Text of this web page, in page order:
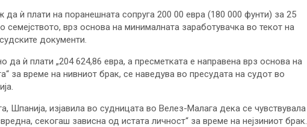
ѝ плати на поранешната сопруга 200 00 евра (180 000 фунти) за 25
семејството, врз основа на минималната заработувачка во текот на
документи.
ѝ плати „204 624,86 евра, а пресметката е направена врз основа на
за време на нивниот брак, се наведува во пресудата на судот во
Шпанија, изјавила во судницата во Велез-Малага дека се чувствувала
секогаш зависна од истата личност“ за време на нејзиниот брак.